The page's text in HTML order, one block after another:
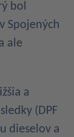
bol
Spojených
ale
a
(DPF
dieselov a